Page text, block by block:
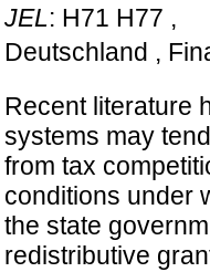
JEL: H71 H77 ,
Deutschland ,
Recent literature
systems may
from tax
conditions under
the state
redistributive